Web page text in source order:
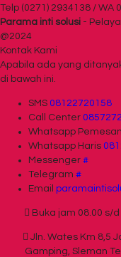
Telp (0271) 2934138 / WA
Parama inti solusi -
@2024
Kontak Kami
Apabila ada yang
di bawah ini.
SMS 08122720158
Call Center
Whatsapp
Whatsapp Haris
Messenger #
Telegram #
Email
Buka jam 08.00 s/
Jln. Wates Km 8,5
Gamping, Sleman